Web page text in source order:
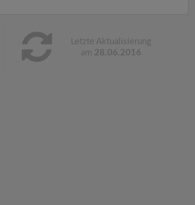
Letzte Aktualisierung
am 28.06.2016